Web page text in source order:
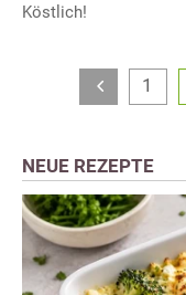
Köstlich!
1
NEUE REZEPTE